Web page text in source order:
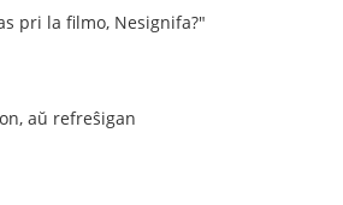
pri la filmo, Nesignifa?"
aŭ refreŝigan